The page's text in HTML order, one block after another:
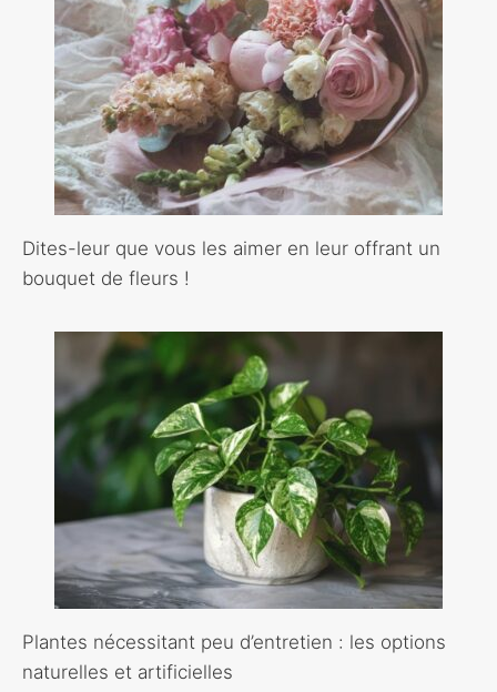
Dites-leur que vous les aimer en leur offrant un
bouquet de fleurs !
Plantes nécessitant peu d’entretien : les options
naturelles et artificielles